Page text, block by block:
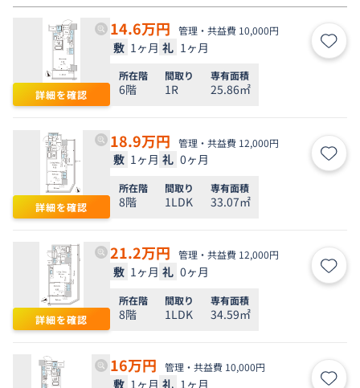
詳細を確認
14.6万円 管理・共益費 10,000円
敷 1ヶ月 礼 1ヶ月 お気
所在階
6階
間取り
1R
専有面積
25.86㎡
詳細を確認
18.9万円 管理・共益費 12,000円
敷 1ヶ月 礼 0ヶ月 お気
所在階
8階
間取り
1LDK
専有面積
33.07㎡
詳細を確認
21.2万円 管理・共益費 12,000円
敷 1ヶ月 礼 0ヶ月 お気
所在階
8階
間取り
1LDK
専有面積
34.59㎡
16万円 管理・共益費 10,000円
敷 1ヶ月 礼 1ヶ月